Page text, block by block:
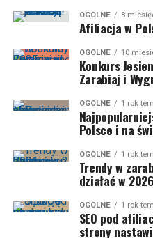
OGÓLNE 8
Afiliacja w
OGÓLNE 10
Konkurs
Zarabiaj i
OGÓLNE 1 rok
Polsce i na
OGÓLNE 1 rok
Trendy w
działać w
OGÓLNE 1 rok
SEO pod
strony